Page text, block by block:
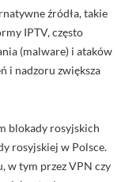
źródła, takie
IPTV, często
(malware) i ataków
i nadzoru zwiększa
blokady rosyjskich
rosyjskiej w Polsce.
w tym przez VPN czy